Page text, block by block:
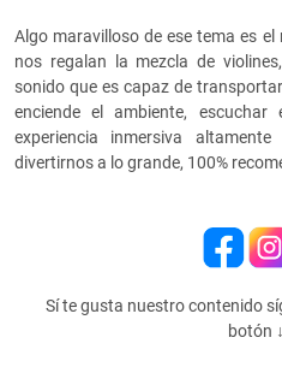
Algo maravilloso de ese tema es
nos regalan la mezcla de
sonido que es capaz de
enciende el ambiente,
experiencia inmersiva
divertirnos a lo grande, 100%
Sí te gusta nuestro contenido
botón